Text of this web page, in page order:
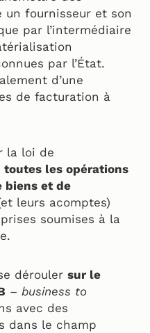
fournisseur et son
par l’intermédiaire
par l’État.
d’une
de facturation à
la loi de
toutes les opérations
biens et de
leurs acomptes)
soumises à la
dérouler sur le
– business to
avec des
dans le champ